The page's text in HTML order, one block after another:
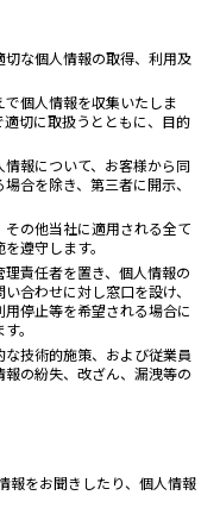
な個人情報の取得、利用及
個人情報を収集いたしま
切に取扱うとともに、目的
報について、お客様から同
合を除き、第三者に開示、
の他当社に適用される全て
遵守します。
責任者を置き、個人情報の
合わせに対し窓口を設け、
停止等を希望される場合に
。
技術的施策、および従業員
の紛失、改ざん、漏洩等の
報をお聞きしたり、個人情報